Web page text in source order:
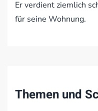
Er verdient ziemlich
für seine Wohnung.
Themen und